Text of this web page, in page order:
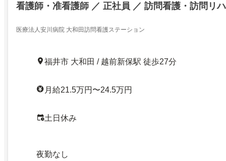
看護師・准看護師 ／ 正社員 ／ 訪問看護・訪問リハ
医療法人安川病院 大和田訪問看護ステーション
福井市 大和田 / 越前新保駅 徒歩27分
月給21.5万円〜24.5万円
土日休み
夜勤なし